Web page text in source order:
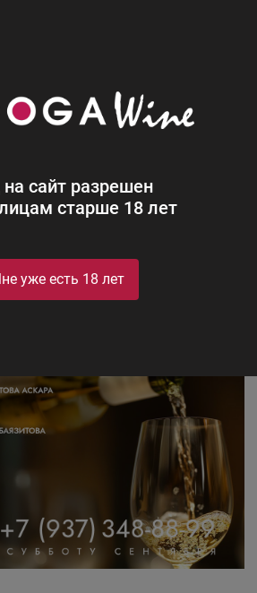
на сайт разрешен
старше 18 лет
уже есть 18 лет